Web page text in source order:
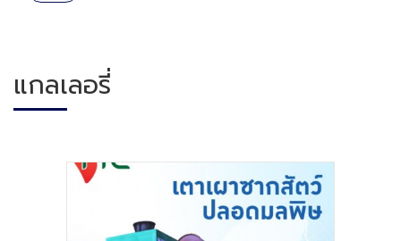
แกลเลอรี่